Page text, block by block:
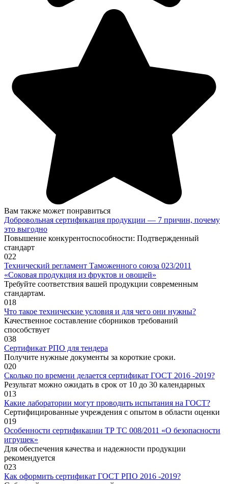
Вам также может понравиться
Добровольная сертификация продукции — 7 причин, почему
это выгодно
Повышение конкурентоспособности: Подтвержденный
стандарт
022
Технический регламент Таможенного союза 023/2011
«Соковая продукция из фруктов и овощей»
Требуйте соответствия вашей продукции современным
стандартам.
018
Что такое технические условия и для чего они нужны?
Качественное составление сборников требований
способствует
038
Сертификат РПО для тендера
Получите нужные документы за короткие сроки.
020
Сколько по времени делается сертификат ГОСТ 2016 -2019?
Результат можно ожидать в срок от 10 до 30 календарных
013
Какие лаборатории могут проводить испытания на ГОСТ?
Сертифицированные учреждения с опытом в области оценки
019
Особенности сертификации ТР ТС 008/2011 «О безопасности
игрушек»
Для обеспечения качества и надежности продукции
рекомендуется
023
Как оформить сертификат ГОСТ РПО 2016 -2019?